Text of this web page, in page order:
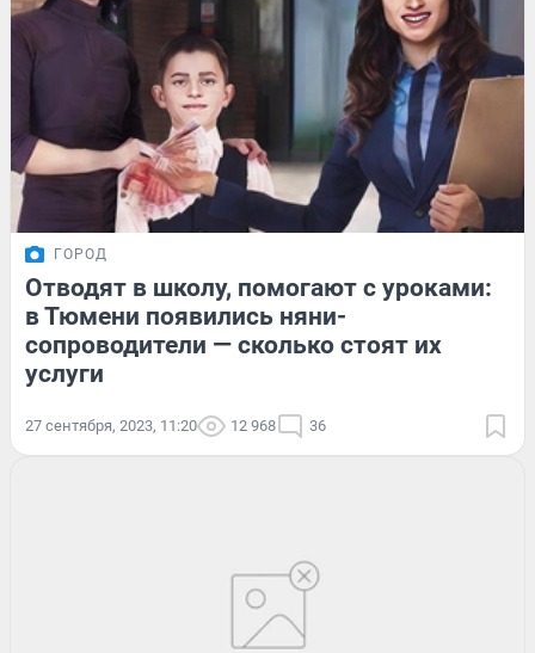
ГОРОД
Отводят в школу, помогают с уроками:
в Тюмени появились няни-
сопроводители — сколько стоят их
услуги
27 сентября, 2023, 11:20 12 968 36